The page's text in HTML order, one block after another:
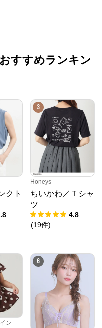
すすめランキン
クト
3
Honeys
ちいかわ／Ｔシャ
ツ
4.8
(19件)
ン
6
インストア
イト
きます
トア
からのコメン
ンフルール)、
など、20 代～ 40 代の
の人気ブランドをラ
、ライフスタイルを
ご提案します。